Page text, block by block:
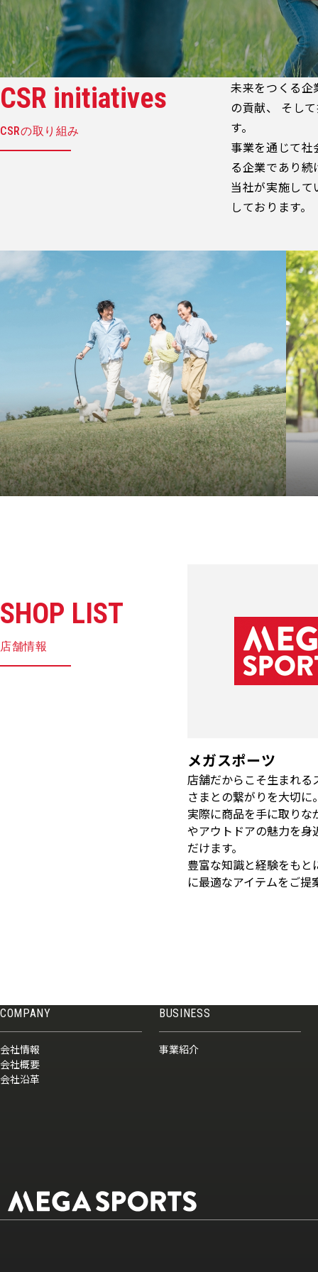
CSR initiatives
CSRの取り組み
未来をつくる企
の貢献、 そし
す。
事業を通じて
る企業であり続
当社が実施し
しております。
SHOP LIST
店舗情報
メガスポーツ
店舗だからこそ生まれる
さまとの繋がりを大切に
実際に商品を手に取りな
やアウトドアの魅力を身
だけます。
豊富な知識と経験をもと
に最適なアイテムをご提
COMPANY
会社情報
会社概要
会社沿革
BUSINESS
事業紹介